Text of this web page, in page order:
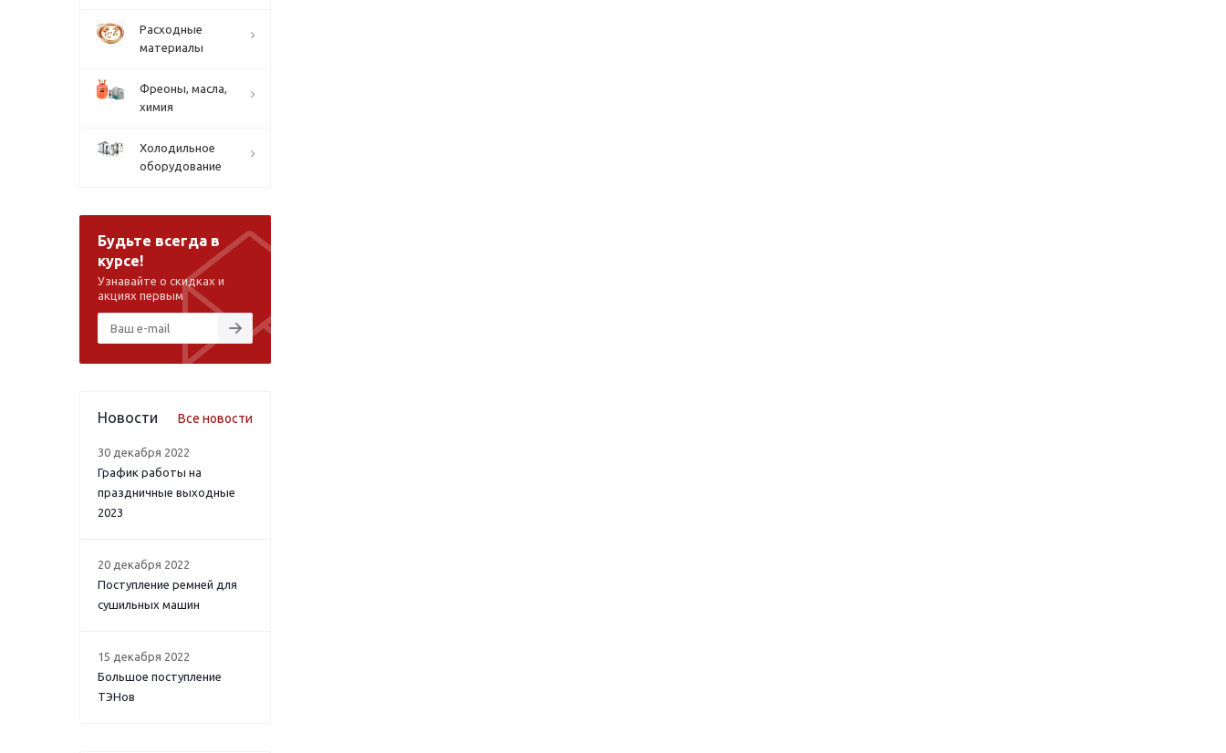
Расходные
материалы
Фреоны, масла,
химия
Холодильное
оборудование
Будьте всегда в
курсе!
Узнавайте о скидках и
акциях первым
Новости Все новости
30 декабря 2022
График работы на
праздничные выходные
2023
20 декабря 2022
Поступление ремней для
сушильных машин
15 декабря 2022
Большое поступление
ТЭНов